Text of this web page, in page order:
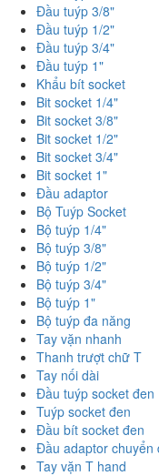
Đầu tuýp 3/8"
Đầu tuýp 1/2"
Đầu tuýp 3/4"
Đầu tuýp 1"
Khẩu bít socket
Bit socket 1/4"
Bit socket 3/8"
Bit socket 1/2"
Bit socket 3/4"
Bit socket 1"
Đầu adaptor
Bộ Tuýp Socket
Bộ tuýp 1/4"
Bộ tuýp 3/8"
Bộ tuýp 1/2"
Bộ tuýp 3/4"
Bộ tuýp 1"
Bộ tuýp đa năng
Tay vặn nhanh
Thanh trượt chữ T
Tay nối dài
Đầu tuýp socket đen
Tuýp socket đen
Đầu bít socket đen
Đầu adaptor chuyển
Tay vặn T hand